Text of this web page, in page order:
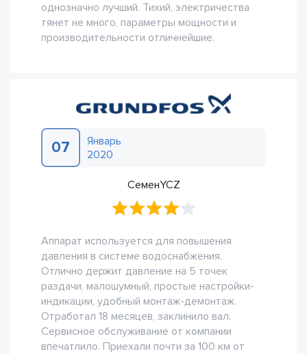
однозначно лучший. Тихий, электричества
тянет не много, параметры мощности и
производительности отличнейшие.
07
Январь
2020
СеменYCZ
Аппарат используется для повышения
давления в системе водоснабжения.
Отлично держит давление на 5 точек
раздачи, малошумный, простые настройки-
индикации, удобный монтаж-демонтаж.
Отработал 18 месяцев, заклинило вал.
Сервисное обслуживание от компании
впечатлило. Приехали почти за 100 км от